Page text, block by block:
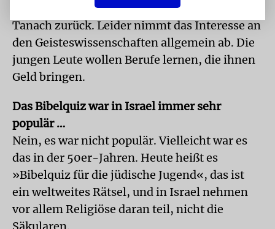
Generation kehrt auch wieder neu zum
Tanach zurück. Leider nimmt das Interesse an
den Geisteswissenschaften allgemein ab. Die
jungen Leute wollen Berufe lernen, die ihnen
Geld bringen.
Das Bibelquiz war in Israel immer sehr
populär …
Nein, es war nicht populär. Vielleicht war es
das in der 50er-Jahren. Heute heißt es
»Bibelquiz für die jüdische Jugend«, das ist
ein weltweites Rätsel, und in Israel nehmen
vor allem Religiöse daran teil, nicht die
Säkularen.